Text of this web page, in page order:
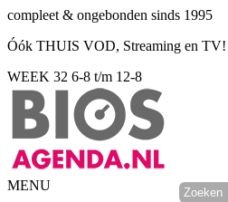
compleet & ongebonden sinds 1995
Óók THUIS VOD, Streaming en TV!
WEEK 32 6-8 t/m 12-8
MENU